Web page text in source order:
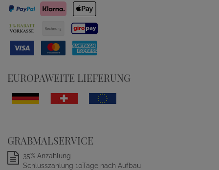
EUROPAWEITE LIEFERUNG
GRABMALSERVICE
35% Anzahlung
Schlusszahlung 10Tage nach Aufbau